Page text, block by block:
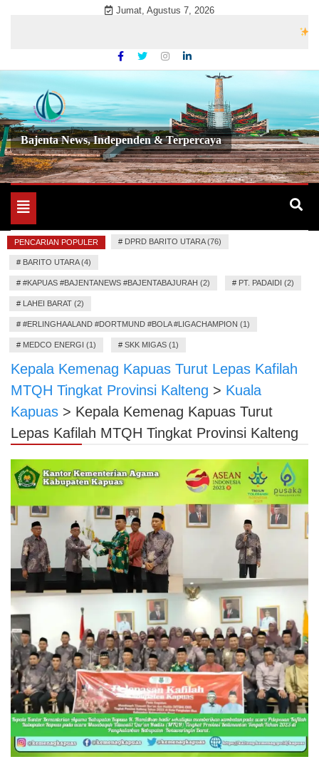
Jumat, Agustus 7, 2026
Bajenta News, Independen & Terpercaya
Toggle
navigation
PENCARIAN POPULER # DPRD BARITO UTARA (76)
# BARITO UTARA (4)
# #KAPUAS #BAJENTANEWS #BAJENTABAJURAH (2) # PT. PADAIDI (2)
# LAHEI BARAT (2)
# #ERLINGHAALAND #DORTMUND #BOLA #LIGACHAMPION (1)
# MEDCO ENERGI (1) # SKK MIGAS (1)
Kepala Kemenag Kapuas Turut Lepas Kafilah
MTQH Tingkat Provinsi Kalteng > Kuala
Kapuas > Kepala Kemenag Kapuas Turut
Lepas Kafilah MTQH Tingkat Provinsi Kalteng